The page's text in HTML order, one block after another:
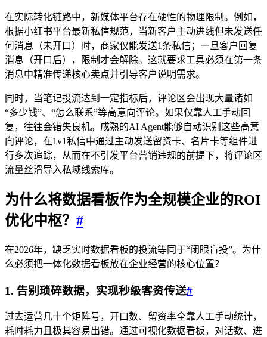
在实际转化链路中，新媒体平台存在硬性的物理限制。例如，
根据小红书平台最新私信规范，当新客户主动进线但未发送任
何消息（未开口）时，商家仅能发送1条私信；一旦客户回复
消息（开口后），限制才会解除。这就要求工具必须在第一条
消息中精准传递核心卖点并引导客户说明需求。
同时，当笔记投流达到一定指标后，评论区会出现大量诸如
“多少钱”、“怎么联系”等高意向评论。如果仅靠人工手动回
复，往往会错失良机。成熟的AI Agent能够自动识别这些高意
向评论，在1v1私信中通过主动发送留资卡、名片卡等组件进
行多次追踪，从而在不引发平台营销违规的前提下，将评论区
流量丝滑导入私域线索库。
为什么将数据看板作为全规模企业的ROI
优化中枢？ #
在2026年，缺乏实时数据看板的投流等同于“闭眼盲投”。为什
么必须把一体化数据看板放在企业经营的核心位置？
1. 告别琐碎数据，实现秒级客资传送#
过去运营几十个矩阵号，开口数、留资率全靠人工手动统计，
耗时耗力且极其容易出错。通过可视化数据看板，对话数、进